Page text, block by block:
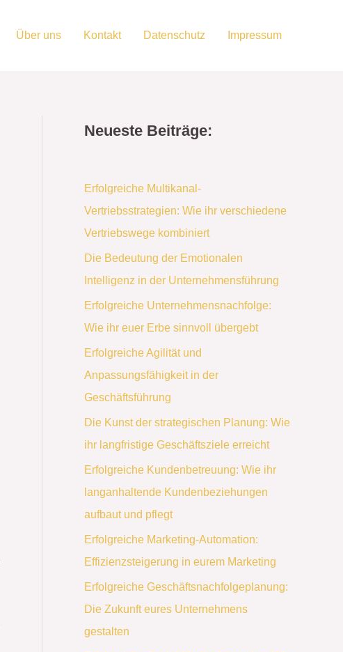
Über uns Kontakt Datenschutz Impressum
Neueste Beiträge:
Erfolgreiche Multikanal-
Vertriebsstrategien: Wie ihr verschiedene
Vertriebswege kombiniert
Die Bedeutung der Emotionalen
Intelligenz in der Unternehmensführung
Erfolgreiche Unternehmensnachfolge:
Wie ihr euer Erbe sinnvoll übergebt
Erfolgreiche Agilität und
Anpassungsfähigkeit in der
Geschäftsführung
Die Kunst der strategischen Planung: Wie
ihr langfristige Geschäftsziele erreicht
Erfolgreiche Kundenbetreuung: Wie ihr
langanhaltende Kundenbeziehungen
aufbaut und pflegt
Erfolgreiche Marketing-Automation:
Effizienzsteigerung in eurem Marketing
Erfolgreiche Geschäftsnachfolgeplanung:
Die Zukunft eures Unternehmens
gestalten